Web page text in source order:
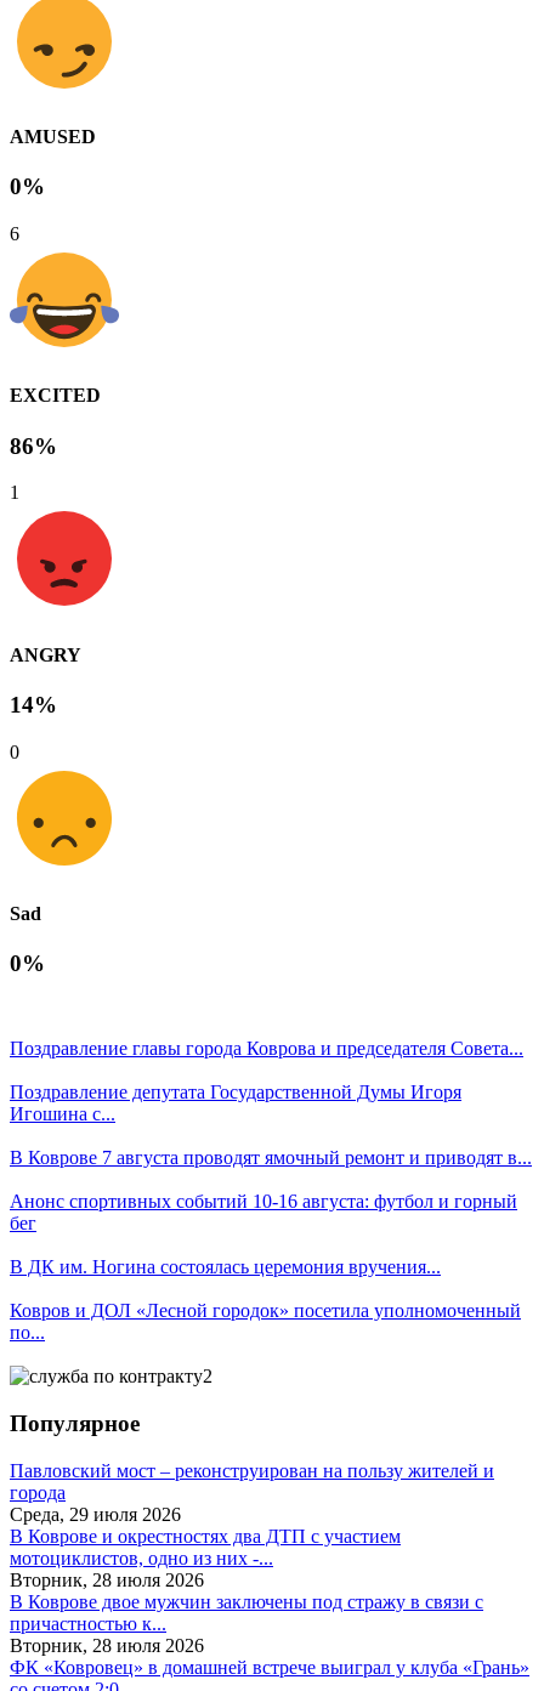
AMUSED
0%
6
EXCITED
86%
1
ANGRY
14%
0
Sad
0%
Поздравление главы города Коврова и председателя Совета...
Поздравление депутата Государственной Думы Игоря
Игошина с...
В Коврове 7 августа проводят ямочный ремонт и приводят в...
Анонс спортивных событий 10-16 августа: футбол и горный
бег
В ДК им. Ногина состоялась церемония вручения...
Ковров и ДОЛ «Лесной городок» посетила уполномоченный
по...
Популярное
Павловский мост – реконструирован на пользу жителей и
города
Среда, 29 июля 2026
В Коврове и окрестностях два ДТП с участием
мотоциклистов, одно из них -...
Вторник, 28 июля 2026
В Коврове двое мужчин заключены под стражу в связи с
причастностью к...
Вторник, 28 июля 2026
ФК «Ковровец» в домашней встрече выиграл у клуба «Грань»